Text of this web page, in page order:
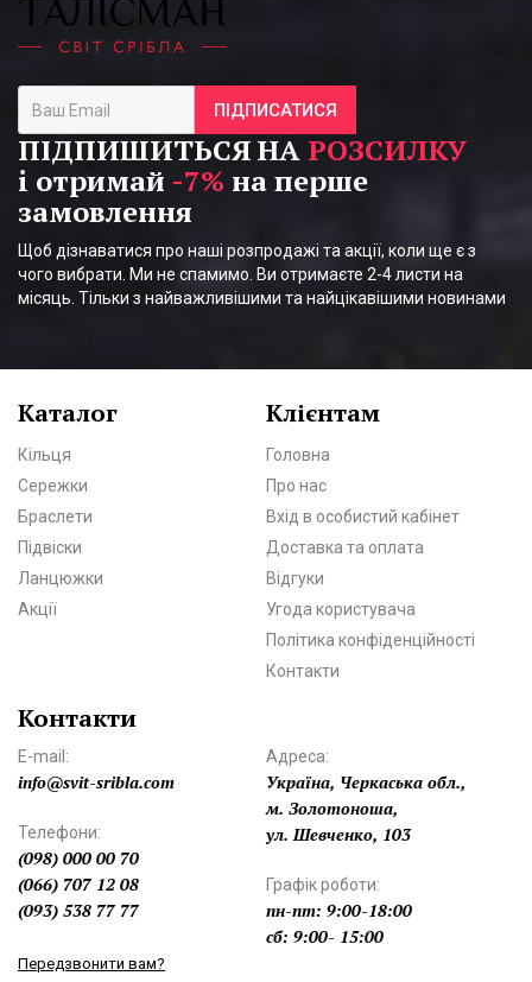
ПІДПИСАТИСЯ
ПІДПИШИТЬСЯ НА РОЗСИЛКУ
і отримай -7% на перше
замовлення
Щоб дізнаватися про наші розпродажі та акції, коли ще є з
чого вибрати. Ми не спамимо. Ви отримаєте 2-4 листи на
місяць. Тільки з найважливішими та найцікавішими новинами
Каталог
Кільця
Сережки
Браслети
Підвіски
Ланцюжки
Акції
Клієнтам
Головна
Про нас
Вхід в особистий кабінет
Доставка та оплата
Відгуки
Угода користувача
Політика конфіденційності
Контакти
Контакти
E-mail:
info@svit-sribla.com
Телефони:
(098) 000 00 70
(066) 707 12 08
(093) 538 77 77
Передзвонити вам?
Адреса:
Україна, Черкаська обл.,
м. Золотоноша,
ул. Шевченко, 103
Графік роботи:
пн-пт: 9:00-18:00
сб: 9:00- 15:00